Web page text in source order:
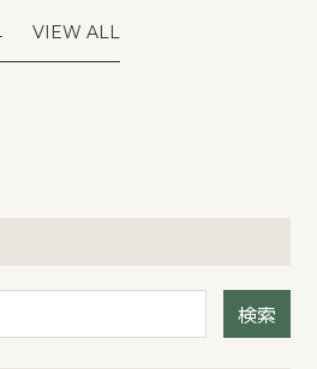
検索
VIEW ALL